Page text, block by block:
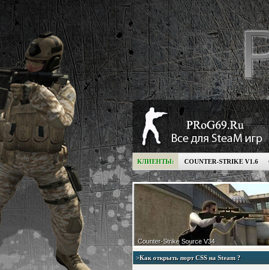
КЛИЕНТЫ: COUNTER-STRIKE V1.6
Counter-Strike Source V34
>Как открыть порт CSS на Steam ?